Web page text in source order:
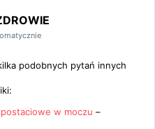
podobnych pytań innych
w moczu –